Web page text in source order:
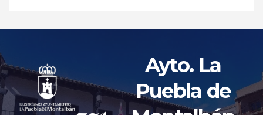
Ayto. La
Puebla de